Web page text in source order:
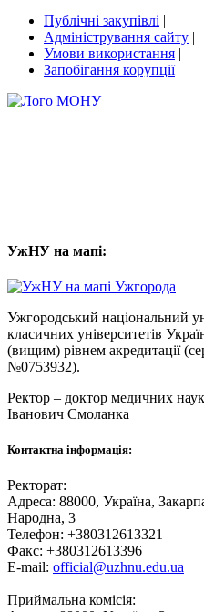
Публічні закупівлі |
Адміністрування сайту |
Умови використання |
Запобігання корупції
УжНУ на мапі:
Ужгородський національний
класичних університетів
(вищим) рівнем акредитації
№0753932).
Ректор – доктор медичних
Іванович Смоланка
Контактна інформація:
Ректорат:
Адреса: 88000, Україна,
Народна, 3
Телефон: +380312613321
Факс: +380312613396
E-mail: official@uzhnu.edu.ua
Приймальна комісія: